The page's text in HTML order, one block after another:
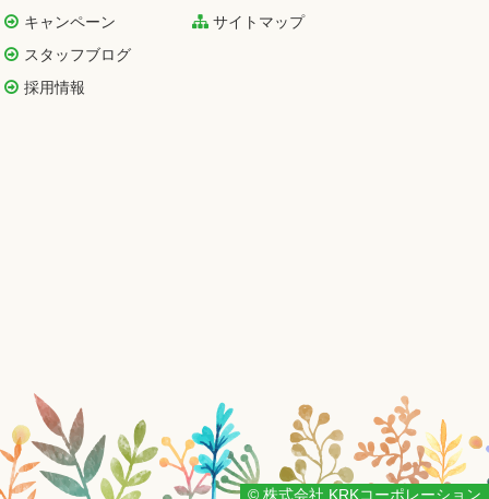
キャンペーン
スタッフブログ
採用情報
サイトマップ
© 株式会社 KRKコーポレーション